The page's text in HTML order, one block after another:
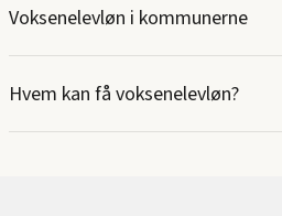
Voksenelevløn i kommunerne
Hvem kan få voksenelevløn?